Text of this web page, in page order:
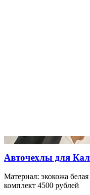
Авточехлы для
Материал: экокожа
комплект 4500 рублей